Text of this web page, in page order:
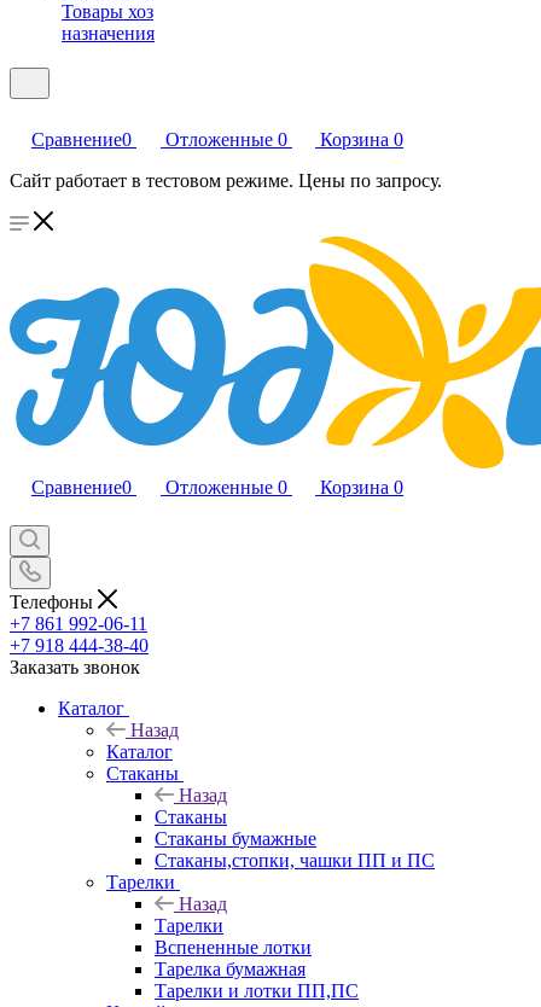
Товары хоз
назначения
Сравнение0 Отложенные 0 Корзина 0
Сайт работает в тестовом режиме. Цены по запросу.
Сравнение0 Отложенные 0 Корзина 0
Телефоны
+7 861 992-06-11
+7 918 444-38-40
Заказать звонок
Каталог
Назад
Каталог
Стаканы
Назад
Стаканы
Стаканы бумажные
Стаканы,стопки, чашки ПП и ПС
Тарелки
Назад
Тарелки
Вспененные лотки
Тарелка бумажная
Тарелки и лотки ПП,ПС